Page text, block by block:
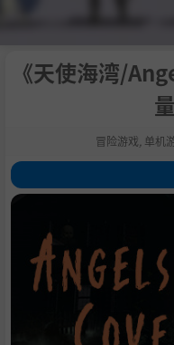
《天使海湾/
冒险游戏 单机
1.关于这款游戏
故事情节
.游戏玩法
系统需求
学习版下载